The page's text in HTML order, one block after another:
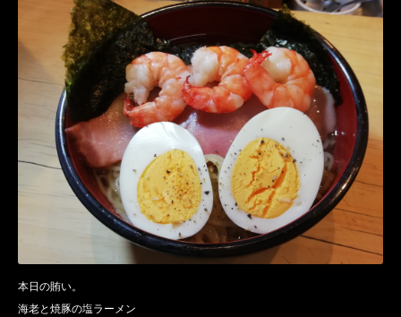
本日の賄い。
海老と焼豚の塩ラーメン